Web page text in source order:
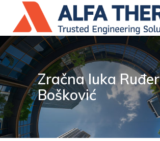
Zračna luka Ruđer
Bošković